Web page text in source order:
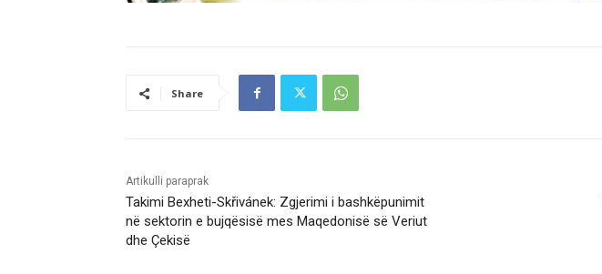
Share
Artikulli paraprak
Takimi Bexheti-Skřivánek: Zgjerimi i bashkëpunimit
në sektorin e bujqësisë mes Maqedonisë së Veriut
dhe Çekisë